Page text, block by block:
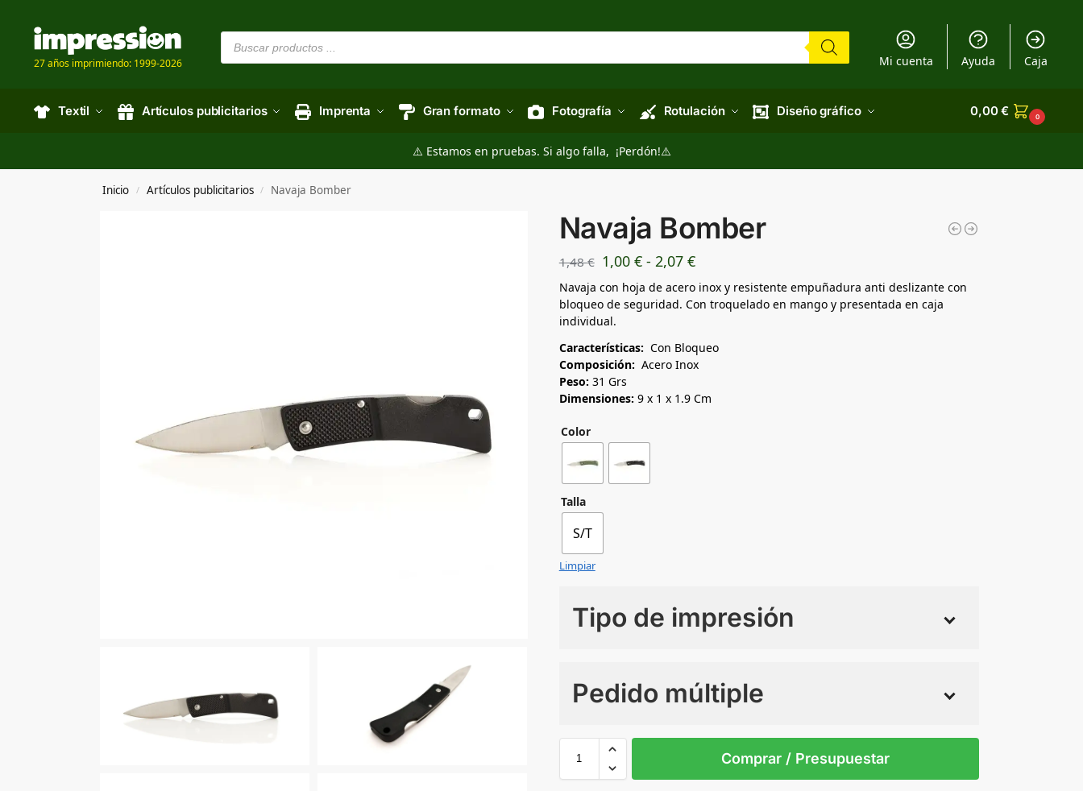
27 años imprimiendo: 1999-2026 Mi cuenta Ayuda Caja
Textil Artículos publicitarios Imprenta Gran formato Fotografía Rotulación Diseño gráfico 0,00€ 0
⚠️ Estamos en pruebas. Si algo falla, ¡Perdón!⚠️
Inicio / Artículos publicitarios / Navaja Bomber
Navaja Bomber
1,48€ 1,00 € - 2,07 €
Navaja con hoja de acero inox y resistente empuñadura anti deslizante con
bloqueo de seguridad. Con troquelado en mango y presentada en caja
individual.
Características: Con Bloqueo
Composición: Acero Inox
Peso: 31 Grs
Dimensiones: 9 x 1 x 1.9 Cm
Color
Talla
S/T
Limpiar
Tipo de impresión
Pedido múltiple
NEGRO
Comprar / Presupuestar